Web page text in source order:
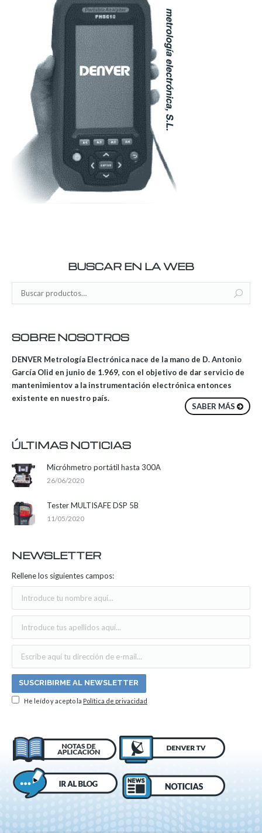
BUSCAR EN LA WEB
SOBRE NOSOTROS
DENVER Metrología Electrónica nace de la mano de D. Antonio
García Olid en junio de 1.969, con el objetivo de dar servicio de
mantenimientov a la instrumentación electrónica entonces
existente en nuestro país.
SABER MÁS
ÚLTIMAS NOTICIAS
Micróhmetro portátil hasta 300A
26/06/2020
Tester MULTISAFE DSP 5B
11/05/2020
NEWSLETTER
Rellene los siguientes campos:
He leído y acepto la Política de privacidad